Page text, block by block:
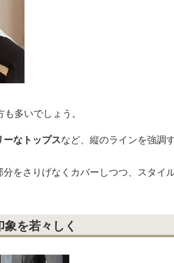
多いでしょう。
ーなトップスなど、縦のラインを強調
をさりげなくカバーしつつ、スタイ
を若々しく